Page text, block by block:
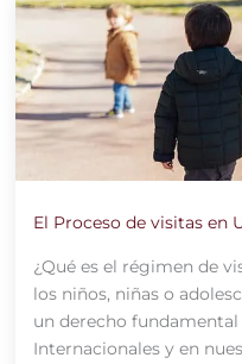
El Proceso de visitas en
¿Qué es el régimen de
los niños, niñas o
un derecho
Internacionales y en